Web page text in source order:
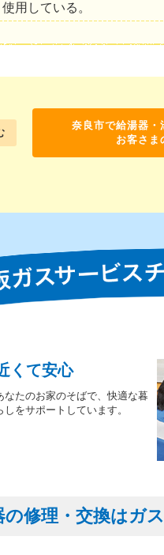
用している。
奈良市で給湯器・
お客さま
くて安心
なたのお家のそばで、快適な暮
しをサポートしています。
の修理・交換はガ